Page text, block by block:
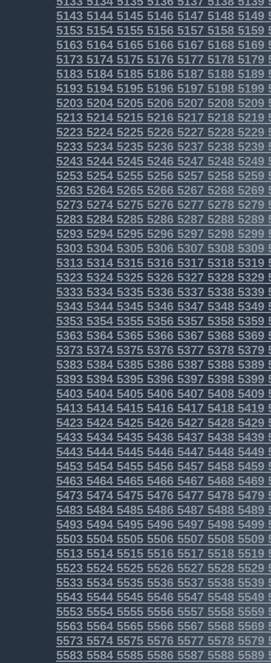
5143514451455146514751485149
5153515451555156515751585159
5163516451655166516751685169
5173517451755176517751785179
5183518451855186518751885189
51935194519551965197 51985199
52035204520552065207 52085209
5213521452155216521752185219
52235224522552265227 52285229
52335234523552365237 52385239
52435244524552465247 52485249
52535254525552565257 52585259
52635264526552665267 52685269
52735274527552765277 52785279
52835284528552865287 52885289
52935294529552965297 52985299
53035304530553065307 53085309
5313531453155316531753185319
5323532453255326532753285329
5333533453355336533753385339
5343534453455346534753485349
5353535453555356535753585359
5363536453655366536753685369
5373537453755376537753785379
5383538453855386538753885389
5393539453955396539753985399
5403540454055406540754085409
5413541454155416541754185419
5423542454255426542754285429
5433543454355436543754385439
5443544454455446544754485449
5453545454555456545754585459
5463546454655466546754685469
54735474547554765477 54785479
54835484548554865487 54885489
54935494549554965497 54985499
55035504550555065507 55085509
55135514551555165517 55185519
5523552455255526552755285529
55335534553555365537 55385539
55435544554555465547 55485549
55535554555555565557 55585559
55635564556555665567 55685569
55735574557555765577 55785579
55835584558555865587 55885589